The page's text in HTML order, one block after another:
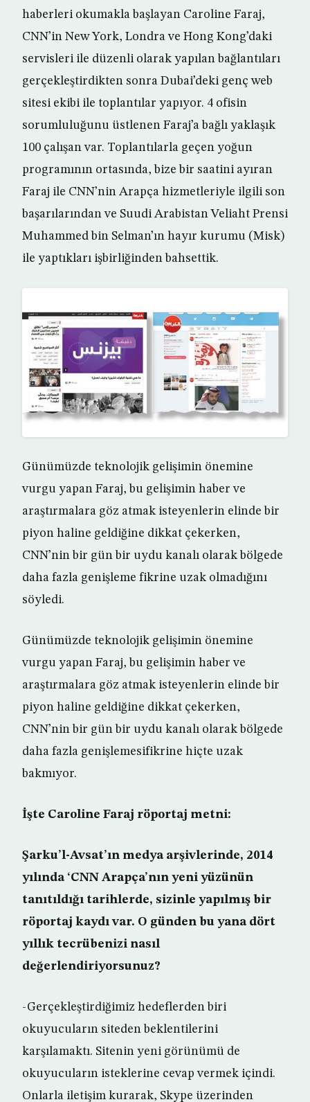
haberleri okumakla başlayan Caroline Faraj,
CNN’in New York, Londra ve Hong Kong’daki
servisleri ile düzenli olarak yapılan bağlantıları
gerçekleştirdikten sonra Dubai’deki genç web
sitesi ekibi ile toplantılar yapıyor. 4 ofisin
sorumluluğunu üstlenen Faraj’a bağlı yaklaşık
100 çalışan var. Toplantılarla geçen yoğun
programının ortasında, bize bir saatini ayıran
Faraj ile CNN’nin Arapça hizmetleriyle ilgili son
başarılarından ve Suudi Arabistan Veliaht Prensi
Muhammed bin Selman’ın hayır kurumu (Misk)
ile yaptıkları işbirliğinden bahsettik.
Günümüzde teknolojik gelişimin önemine
vurgu yapan Faraj, bu gelişimin haber ve
araştırmalara göz atmak isteyenlerin elinde bir
piyon haline geldiğine dikkat çekerken,
CNN’nin bir gün bir uydu kanalı olarak bölgede
daha fazla genişleme fikrine uzak olmadığını
söyledi.
Günümüzde teknolojik gelişimin önemine
vurgu yapan Faraj, bu gelişimin haber ve
araştırmalara göz atmak isteyenlerin elinde bir
piyon haline geldiğine dikkat çekerken,
CNN’nin bir gün bir uydu kanalı olarak bölgede
daha fazla genişlemesifikrine hiçte uzak
bakmıyor.
İşte Caroline Faraj röportaj metni:
Şarku’l-Avsat’ın medya arşivlerinde, 2014
yılında ‘CNN Arapça’nın yeni yüzünün
tanıtıldığı tarihlerde, sizinle yapılmış bir
röportaj kaydı var. O günden bu yana dört
yıllık tecrübenizi nasıl
değerlendiriyorsunuz?
-Gerçekleştirdiğimiz hedeflerden biri
okuyucuların siteden beklentilerini
karşılamaktı. Sitenin yeni görünümü de
okuyucuların isteklerine cevap vermek içindi.
Onlarla iletişim kurarak, Skype üzerinden